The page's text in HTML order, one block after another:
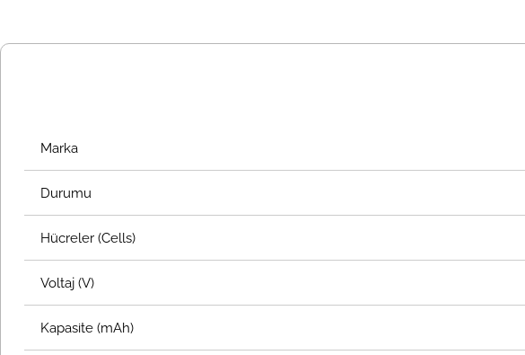
Marka
Durumu
Hücreler (Cells)
Voltaj (V)
Kapasite (mAh)